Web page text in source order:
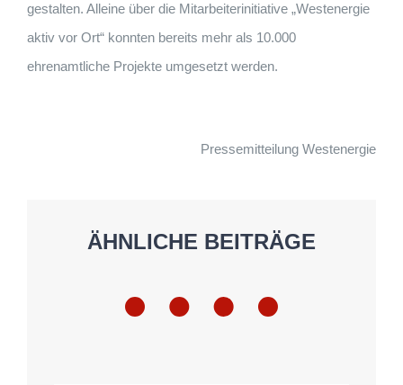
gestalten. Alleine über die Mitarbeiterinitiative „Westenergie
aktiv vor Ort“ konnten bereits mehr als 10.000
ehrenamtliche Projekte umgesetzt werden.
Pressemitteilung Westenergie
ÄHNLICHE BEITRÄGE